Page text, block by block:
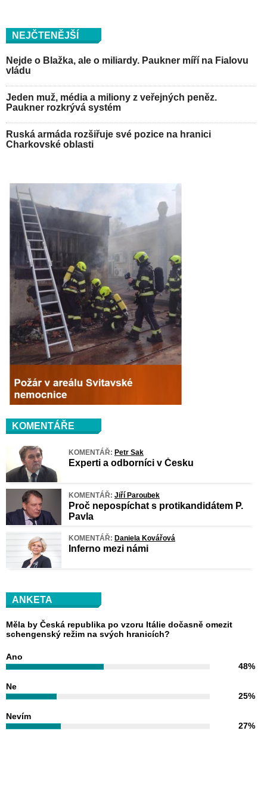
NEJČTENĚJŠÍ
Nejde o Blažka, ale o miliardy. Paukner míří na Fialovu
vládu
Jeden muž, média a miliony z veřejných peněz.
Paukner rozkrývá systém
Ruská armáda rozšiřuje své pozice na hranici
Charkovské oblasti
KOMENTÁŘE
KOMENTÁŘ: Petr Sak
Experti a odborníci v Česku
KOMENTÁŘ: Jiří Paroubek
Proč nepospíchat s protikandidátem P.
Pavla
KOMENTÁŘ: Daniela Kovářová
Inferno mezi námi
ANKETA
Měla by Česká republika po vzoru Itálie dočasně omezit
schengenský režim na svých hranicích?
Ano
48%
Ne
25%
Nevím
27%